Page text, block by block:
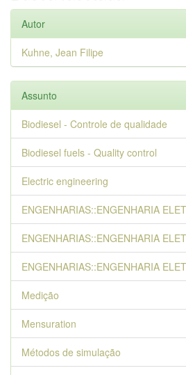
Autor
Kuhne, Jean Filipe
Assunto
Biodiesel - Controle de qualidade
Biodiesel fuels - Quality control
Electric engineering
ENGENHARIAS::ENGENHARIA
ENGENHARIAS::ENGENHARIA
ENGENHARIAS::ENGENHARIA
Medição
Mensuration
Métodos de simulação